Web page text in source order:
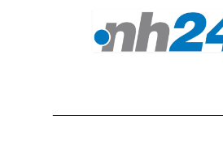
Staffellöschfahrzeug
Tanklöschfahrzeug TLF